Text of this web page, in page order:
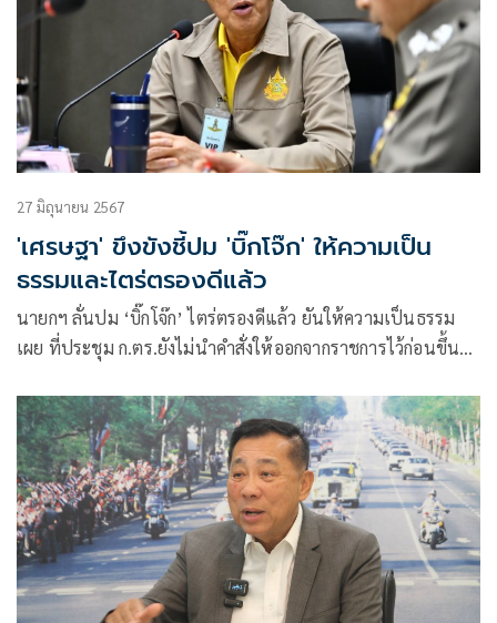
27 มิถุนายน 2567
'เศรษฐา' ขึงขังชี้ปม 'บิ๊กโจ๊ก' ให้ความเป็น
ธรรมและไตร่ตรองดีแล้ว
นายกฯ ลั่นปม ‘บิ๊กโจ๊ก’ ไตร่ตรองดีแล้ว ยันให้ความเป็นธรรม
เผย ที่ประชุม ก.ตร.ยังไม่นำคำสั่งให้ออกจากราชการไว้ก่อนขึ้น